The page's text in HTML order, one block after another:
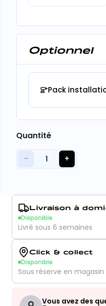
Optionnel
Pack
Quantité
− 1 +
Livraison à
Disponible
Livré sous 6 semaines
Click & collect
Disponible
Sous réserve en magasin
Vous avez des